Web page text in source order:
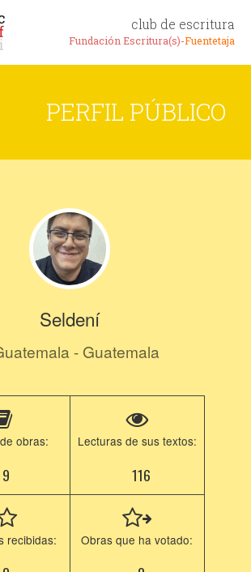
club de escritura
Fundación Escritura(s)-Fuentetaja
PERFIL PÚBLICO
Seldení
- Guatemala
obras:
9
Lecturas de sus textos:
116
recibidas: Obras que ha votado: